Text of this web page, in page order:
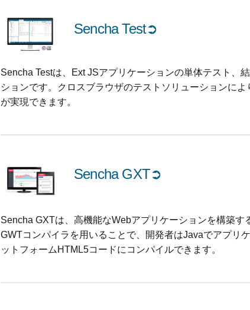
Sencha Test➲
Sencha Testは、Ext JSアプリケーションの単体テスト、
ションです。クロスブラウザのテストソリューションに
が実現できます。
Sencha GXT➲
Sencha GXTは、高機能なWebアプリケーションを構築す
GWTコンパイラを用いることで、開発者はJavaでアプリ
ットフォームHTML5コードにコンパイルできます。